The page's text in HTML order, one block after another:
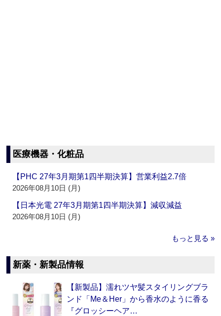
医療機器・化粧品
【PHC 27年3月期第1四半期決算】営業利益2.7倍
2026年08月10日 (月)
【日本光電 27年3月期第1四半期決算】減収減益
2026年08月10日 (月)
もっと見る »
新薬・新製品情報
【新製品】濡れツヤ髪スタイリングブラ
ンド「Me＆Her」から香水のように香る
『グロッシーヘア…